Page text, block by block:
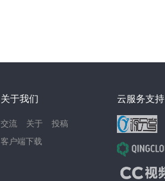
关于我们
交流 关于
投稿
客户端下载
云服务支持